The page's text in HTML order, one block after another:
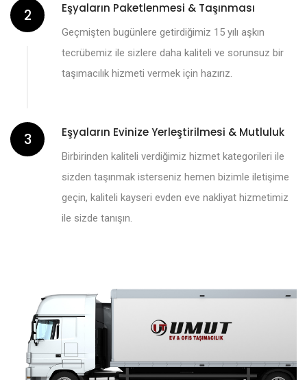
2 Eşyaların Paketlenmesi & Taşınması
Geçmişten bugünlere getirdiğimiz 15 yılı aşkın
tecrübemiz ile sizlere daha kaliteli ve sorunsuz bir
taşımacılık hizmeti vermek için hazırız.
3 Eşyaların Evinize Yerleştirilmesi & Mutluluk
Birbirinden kaliteli verdiğimiz hizmet kategorileri ile
sizden taşınmak isterseniz hemen bizimle iletişime
geçin, kaliteli kayseri evden eve nakliyat hizmetimiz
ile sizde tanışın.